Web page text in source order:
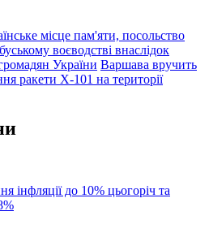
місце пам'яти, посольство
воєводстві внаслідок
України Варшава вручить
ракети Х-101 на території
інфляції до 10% цьогоріч та